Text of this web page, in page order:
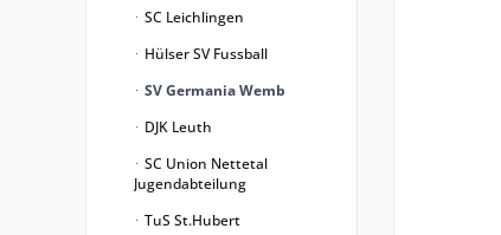
SC Leichlingen
Hülser SV Fussball
SV Germania Wemb
DJK Leuth
SC Union Nettetal
Jugendabteilung
TuS St.Hubert